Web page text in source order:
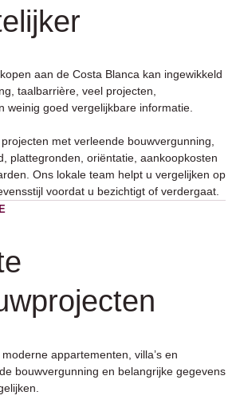
aan de Costa Blanca kan ingewikkeld
taalbarrière, veel projecten,
weinig goed vergelijkbare informatie.
met verleende bouwvergunning,
plattegronden, oriëntatie, aankoopkosten
Ons lokale team helpt u vergelijken op
voordat u bezichtigt of verdergaat.
appartementen, villa’s en
bouwvergunning en belangrijke gegevens